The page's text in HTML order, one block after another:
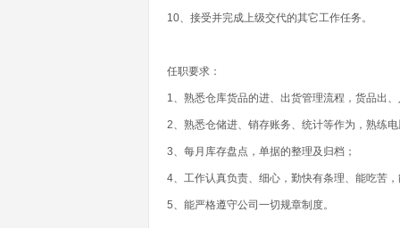
10、接受并完成上级交代的其它工作任务。
任职要求：
1、熟悉仓库货品的进、出货管理流程，货品出
2、熟悉仓储进、销存账务、统计等作为，熟练
3、每月库存盘点，单据的整理及归档；
4、工作认真负责、细心，勤快有条理、能吃苦，
5、能严格遵守公司一切规章制度。